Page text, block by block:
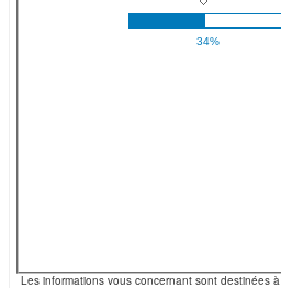
34%
Les informations vous concernant sont destinées